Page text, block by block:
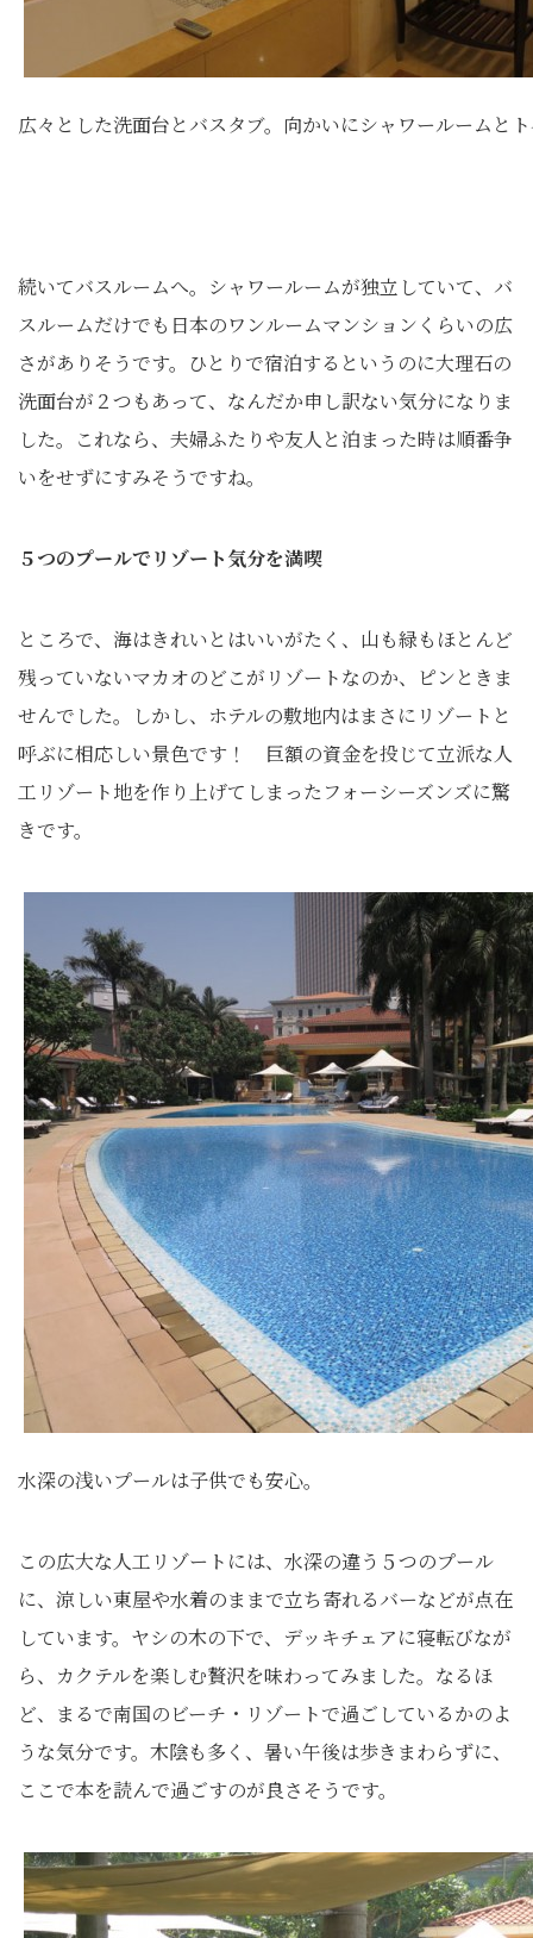
広々とした洗面台とバスタブ。向かいにシャワールームと
続いてバスルームへ。シャワールームが独立していて、バ
スルームだけでも日本のワンルームマンションくらいの広
さがありそうです。ひとりで宿泊するというのに大理石の
洗面台が２つもあって、なんだか申し訳ない気分になりま
した。これなら、夫婦ふたりや友人と泊まった時は順番争
いをせずにすみそうですね。
５つのプールでリゾート気分を満喫
ところで、海はきれいとはいいがたく、山も緑もほとんど
残っていないマカオのどこがリゾートなのか、ピンときま
せんでした。しかし、ホテルの敷地内はまさにリゾートと
呼ぶに相応しい景色です！ 巨額の資金を投じて立派な人
工リゾート地を作り上げてしまったフォーシーズンズに驚
きです。
水深の浅いプールは子供でも安心。
この広大な人工リゾートには、水深の違う５つのプール
に、涼しい東屋や水着のままで立ち寄れるバーなどが点在
しています。ヤシの木の下で、デッキチェアに寝転びなが
ら、カクテルを楽しむ贅沢を味わってみました。なるほ
ど、まるで南国のビーチ・リゾートで過ごしているかのよ
うな気分です。木陰も多く、暑い午後は歩きまわらずに、
ここで本を読んで過ごすのが良さそうです。